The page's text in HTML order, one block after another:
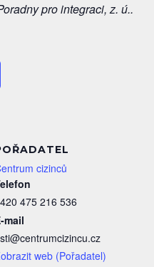
pro integraci, z. ú..
cizinců
475 216 536
mail
web (Pořadatel)